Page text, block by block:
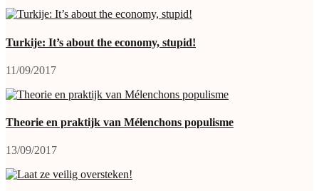
Turkije: It’s about the economy, stupid!
11/09/2017
Theorie en praktijk van Mélenchons populisme
13/09/2017